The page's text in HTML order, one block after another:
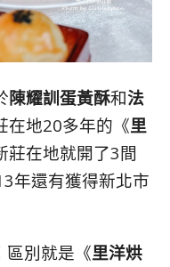
陳耀訓蛋黃酥和法
在地20多年的《里
莊在地就開了3間
年還有獲得新北市
區別就是《里洋烘